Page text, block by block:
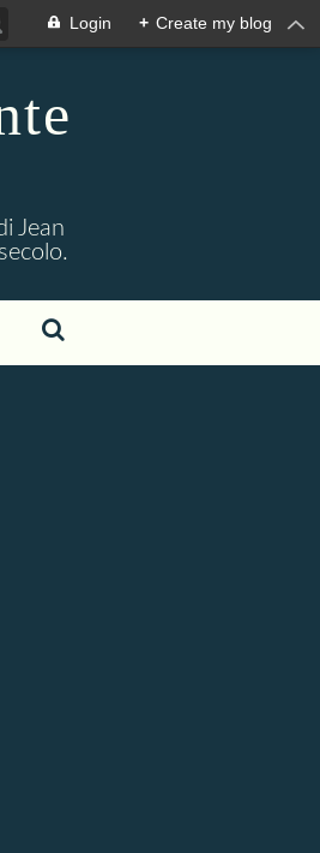
Login + Create my blog
Jean